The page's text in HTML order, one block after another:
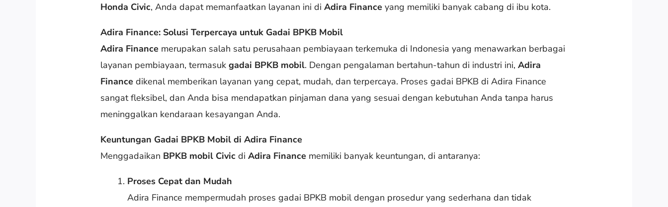
Honda Civic, Anda dapat memanfaatkan layanan ini diAdira Finance yang memiliki banyak cabang di ibu kota.
Adira Finance: Solusi Terpercaya untuk Gadai BPKB Mobil
Adira Finance merupakan salah satu perusahaan pembiayaan terkemuka di Indonesia yang menawarkan berbagai
layanan pembiayaan, termasukgadai BPKB mobil. Dengan pengalaman bertahun-tahun di industri ini,Adira
Finance dikenal memberikan layanan yang cepat, mudah, dan terpercaya. Proses gadai BPKB di Adira Finance
sangat fleksibel, dan Anda bisa mendapatkan pinjaman dana yang sesuai dengan kebutuhan Anda tanpa harus
meninggalkan kendaraan kesayangan Anda.
Keuntungan Gadai BPKB Mobil di Adira Finance
Menggadaikan BPKB mobil Civic diAdira Finance memiliki banyak keuntungan, di antaranya:
Proses Cepat dan Mudah
Adira Finance mempermudah proses gadai BPKB mobil dengan prosedur yang sederhana dan tidak